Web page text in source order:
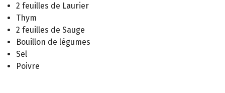
2 feuilles de Laurier
Thym
2 feuilles de Sauge
Bouillon de légumes
Sel
Poivre